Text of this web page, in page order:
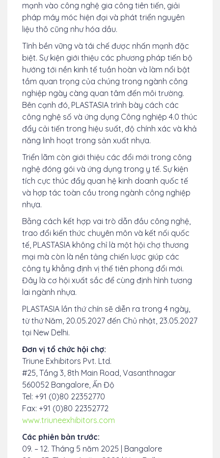
mạnh vào công nghệ gia công tiên tiến, giải
pháp máy móc hiện đại và phát triển nguyên
liệu thô cũng như hóa dầu.
Tính bền vững và tái chế được nhấn mạnh đặc
biệt. Sự kiện giới thiệu các phương pháp tiến bộ
hướng tới nền kinh tế tuần hoàn và làm nổi bật
tầm quan trọng của chúng trong ngành công
nghiệp ngày càng quan tâm đến môi trường.
Bên cạnh đó, PLASTASIA trình bày cách các
công nghệ số và ứng dụng Công nghiệp 4.0 thúc
đẩy cải tiến trong hiệu suất, độ chính xác và khả
năng linh hoạt trong sản xuất nhựa.
Triển lãm còn giới thiệu các đổi mới trong công
nghệ đóng gói và ứng dụng trong y tế. Sự kiện
tích cực thúc đẩy quan hệ kinh doanh quốc tế
và hợp tác toàn cầu trong ngành công nghiệp
nhựa.
Bằng cách kết hợp vai trò dẫn đầu công nghệ,
trao đổi kiến thức chuyên môn và kết nối quốc
tế, PLASTASIA không chỉ là một hội chợ thương
mại mà còn là nền tảng chiến lược giúp các
công ty khẳng định vị thế tiên phong đổi mới.
Đây là cơ hội xuất sắc để cùng định hình tương
lai ngành nhựa.
PLASTASIA lần thứ chín sẽ diễn ra trong 4 ngày,
từ thứ Năm, 20.05.2027 đến Chủ nhật, 23.05.2027
tại New Delhi.
Đơn vị tổ chức hội chợ:
Triune Exhibitors Pvt. Ltd.
#25, Tầng 3, 8th Main Road, Vasanthnagar
560052 Bangalore, Ấn Độ
Tel: +91 (0)80 22352770
Fax: +91 (0)80 22352772
www.triuneexhibitors.com
Các phiên bản trước:
09. – 12. Tháng 5 năm 2025 | Bangalore